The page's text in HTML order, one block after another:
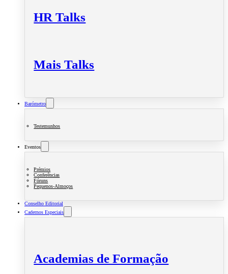
HR Talks
Mais Talks
Barómetro
Testemunhos
Eventos
Prémios
Conferências
Fóruns
Pequenos-Almoços
Conselho Editorial
Cadernos Especiais
Academias de Formação